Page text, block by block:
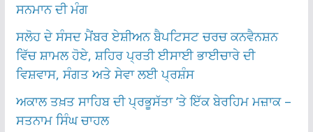
ਸਨਮਾਨ ਦੀ ਮੰਗ
ਸਲੋਹ ਦੇ ਸੰਸਦ ਮੈਂਬਰ ਏਸ਼ੀਅਨ ਬੈਪਟਿਸਟ ਚਰਚ ਕਨਵੈਨਸ਼ਨ
ਵਿੱਚ ਸ਼ਾਮਲ ਹੋਏ, ਸ਼ਹਿਰ ਪ੍ਰਤੀ ਈਸਾਈ ਭਾਈਚਾਰੇ ਦੀ
ਵਿਸ਼ਵਾਸ, ਸੰਗਤ ਅਤੇ ਸੇਵਾ ਲਈ ਪ੍ਰਸ਼ੰਸ
ਅਕਾਲ ਤਖ਼ਤ ਸਾਹਿਬ ਦੀ ਪ੍ਰਭੂਸੱਤਾ ‘ਤੇ ਇੱਕ ਬੇਰਹਿਮ ਮਜ਼ਾਕ –
ਸਤਨਾਮ ਸਿੰਘ ਚਾਹਲ